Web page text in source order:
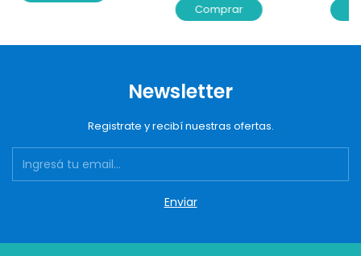
Comprar
Newsletter
Registrate y recibí nuestras ofertas.